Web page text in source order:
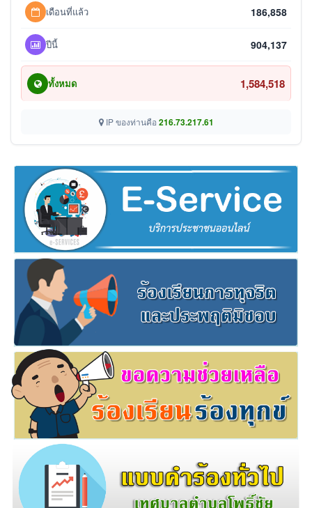
เดือนที่แล้ว 186,858
ปีนี้ 904,137
ทั้งหมด 1,584,518
IP ของท่านคือ 216.73.217.61